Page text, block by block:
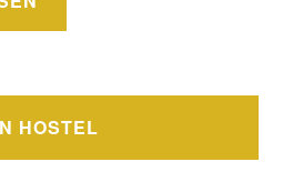
HOSTEL